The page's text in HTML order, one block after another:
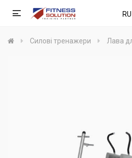
RU
Силові тренажери Лава